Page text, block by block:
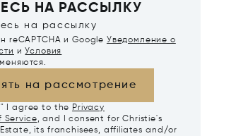
НА РАССЫЛКУ
на рассылку
reCAPTCHA и Google Уведомление о
и Условия
на рассмотрение
I agree to the Privacy
Service, and I consent for Christie's
its franchisees, affiliates and/or